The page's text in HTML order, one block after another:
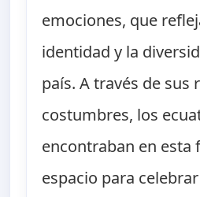
emociones, que
identidad y la
país. A través de sus
costumbres, los
encontraban en esta
espacio para